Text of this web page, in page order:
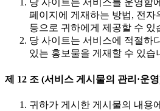
당 사이트는 서비스를 운영함
페이지에 게재하는 방법, 전자
등으로 귀하에게 제공할 수 있
당 사이트는 서비스에 적절하
있는 홍보물을 게재할 수 있습
제 12 조 (서비스 게시물의 관리·운
귀하가 게시한 게시물의 내용